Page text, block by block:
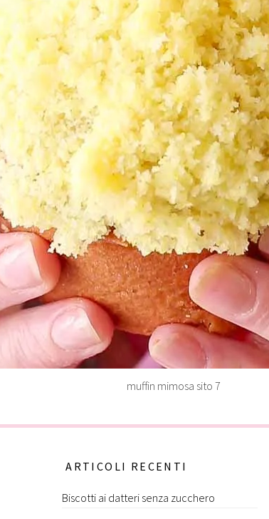
muffin mimosa sito 7
ARTICOLI RECENTI
Biscotti ai datteri senza zucchero